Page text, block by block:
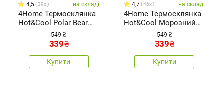
4,5 39x на складі
4Home Термосклянка
Hot&Cool Polar Bear
200 мл, 2 шт.
549 ₴
339₴
Купити
4,7 46x на складі
4Home Термосклянка
Hot&Cool Морозний
ведмідь 250 мл, 2 шт.
549 ₴
339₴
Купити